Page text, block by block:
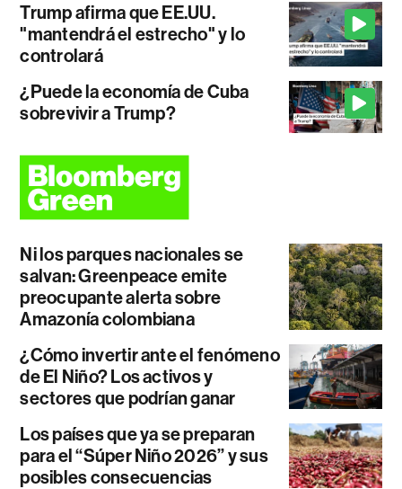
Trump afirma que EE.UU.
"mantendrá el estrecho" y lo
controlará
¿Puede la economía de Cuba
sobrevivir a Trump?
Ni los parques nacionales se
salvan: Greenpeace emite
preocupante alerta sobre
Amazonía colombiana
¿Cómo invertir ante el fenómeno
de El Niño? Los activos y
sectores que podrían ganar
Los países que ya se preparan
para el “Súper Niño 2026” y sus
posibles consecuencias